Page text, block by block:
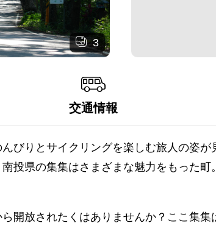
3
交通情報
びりとサイクリングを楽しむ旅人の姿
投県の集集はさまざまな魅力をもった
開放されたくはありませんか？ここ集